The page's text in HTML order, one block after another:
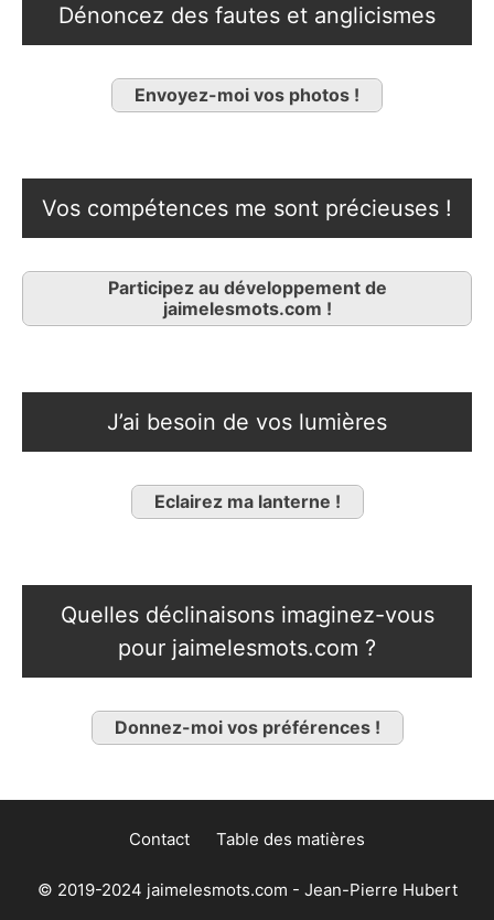
Dénoncez des fautes et anglicismes
Envoyez-moi vos photos !
Vos compétences me sont précieuses !
Participez au développement de
jaimelesmots.com !
J’ai besoin de vos lumières
Eclairez ma lanterne !
Quelles déclinaisons imaginez-vous
pour jaimelesmots.com ?
Donnez-moi vos préférences !
Contact Table des matières
© 2019-2024 jaimelesmots.com - Jean-Pierre Hubert